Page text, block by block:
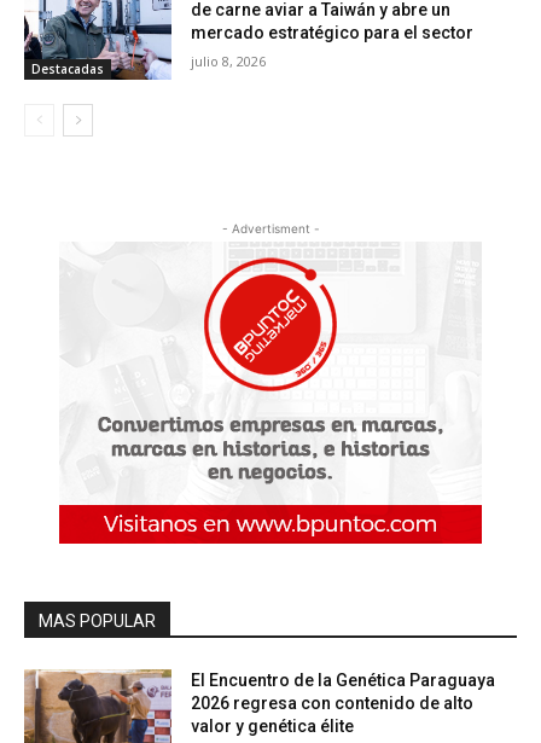
Destacadas
de carne aviar a Taiwán y abre un
mercado estratégico para el sector
julio 8, 2026
- Advertisment -
MAS POPULAR
El Encuentro de la Genética Paraguaya
2026 regresa con contenido de alto
valor y genética élite